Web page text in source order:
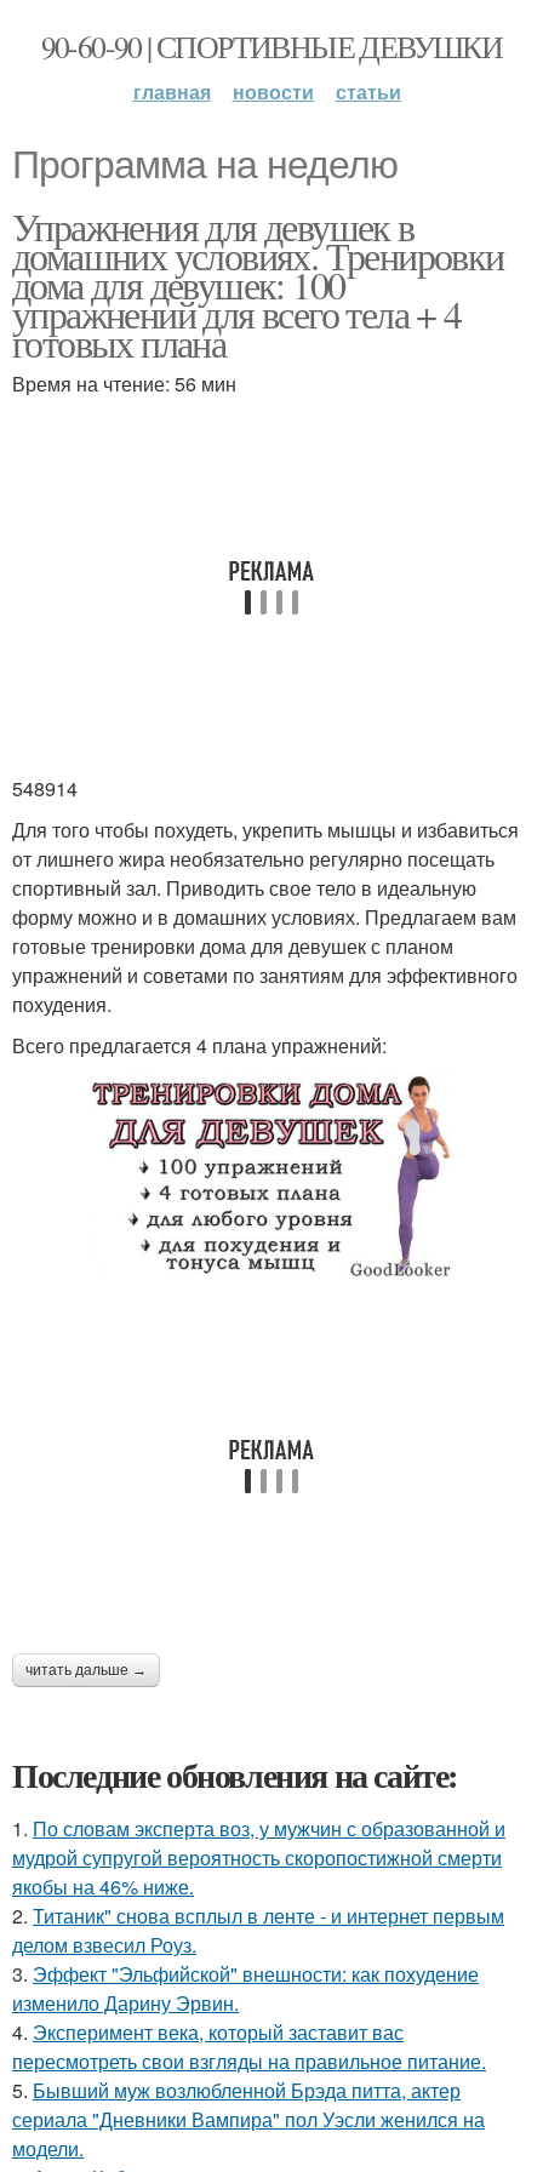
90-60-90 | СПОРТИВНЫЕ ДЕВУШКИ
главная новости статьи
Программа на неделю
Упражнения для девушек в
домашних условиях. Тренировки
дома для девушек: 100
упражнений для всего тела + 4
готовых плана
Время на чтение: 56 мин
548914
Для того чтобы похудеть, укрепить мышцы и избавиться
от лишнего жира необязательно регулярно посещать
спортивный зал. Приводить свое тело в идеальную
форму можно и в домашних условиях. Предлагаем вам
готовые тренировки дома для девушек с планом
упражнений и советами по занятиям для эффективного
похудения.
Всего предлагается 4 плана упражнений:
читать дальше →
Последние обновления на сайте:
1. По словам эксперта воз, у мужчин с образованной и
мудрой супругой вероятность скоропостижной смерти
якобы на 46% ниже.
2. Титаник" снова всплыл в ленте - и интернет первым
делом взвесил Роуз.
3. Эффект "Эльфийской" внешности: как похудение
изменило Дарину Эрвин.
4. Эксперимент века, который заставит вас
пересмотреть свои взгляды на правильное питание.
5. Бывший муж возлюбленной Брэда питта, актер
сериала "Дневники Вампира" пол Уэсли женился на
модели.